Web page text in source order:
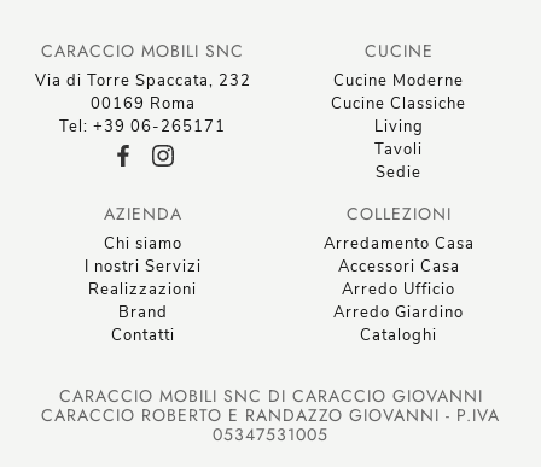
CARACCIO MOBILI SNC
Via di Torre Spaccata, 232
00169 Roma
Tel: +39 06-265171
CUCINE
Cucine Moderne
Cucine Classiche
Living
Tavoli
Sedie
AZIENDA
Chi siamo
I nostri Servizi
Realizzazioni
Brand
Contatti
COLLEZIONI
Arredamento Casa
Accessori Casa
Arredo Ufficio
Arredo Giardino
Cataloghi
CARACCIO MOBILI SNC DI CARACCIO GIOVANNI
CARACCIO ROBERTO E RANDAZZO GIOVANNI - P.IVA
05347531005